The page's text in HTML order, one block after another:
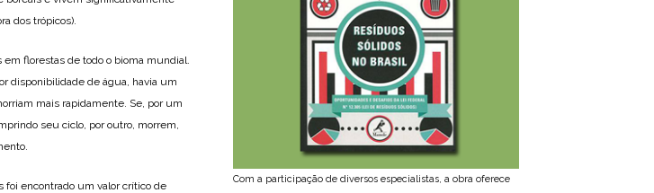
dos trópicos).
florestas de todo o bioma mundial.
disponibilidade de água, havia um
mais rapidamente. Se, por um
seu ciclo, por outro, morrem,
foi encontrado um valor crítico de
Com a participação de diversos especialistas, a obra oferece